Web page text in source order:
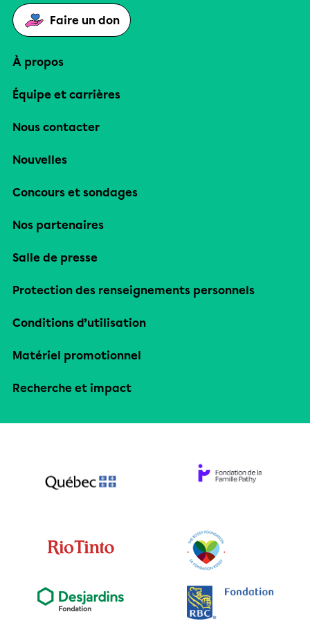
Faire un don
À propos
Équipe et carrières
Nous contacter
Nouvelles
Concours et sondages
Nos partenaires
Salle de presse
Protection des renseignements personnels
Conditions d’utilisation
Matériel promotionnel
Recherche et impact